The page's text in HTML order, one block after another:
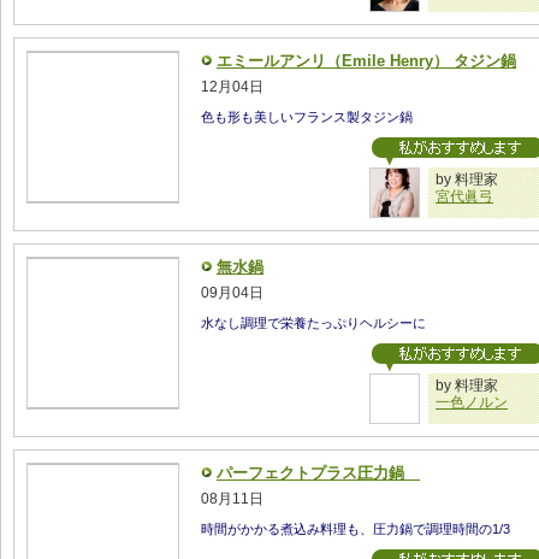
エミールアンリ（Emile Henry） タジン鍋
12月04日
色も形も美しいフランス製タジン鍋
by 料理家
宮代眞弓
無水鍋
09月04日
水なし調理で栄養たっぷりヘルシーに
by 料理家
一色ノルン
パーフェクトプラス圧力鍋
08月11日
時間がかかる煮込み料理も、圧力鍋で調理時間の1/3